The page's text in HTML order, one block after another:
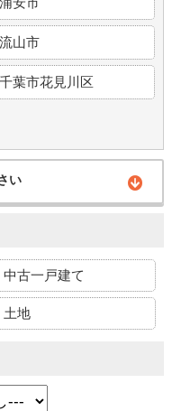
流山市
千葉市花見川区
い
中古一戸建て
土地